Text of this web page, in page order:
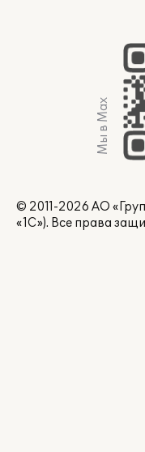
Мы в Max
© 2011-2026 АО
«1С»). Все права